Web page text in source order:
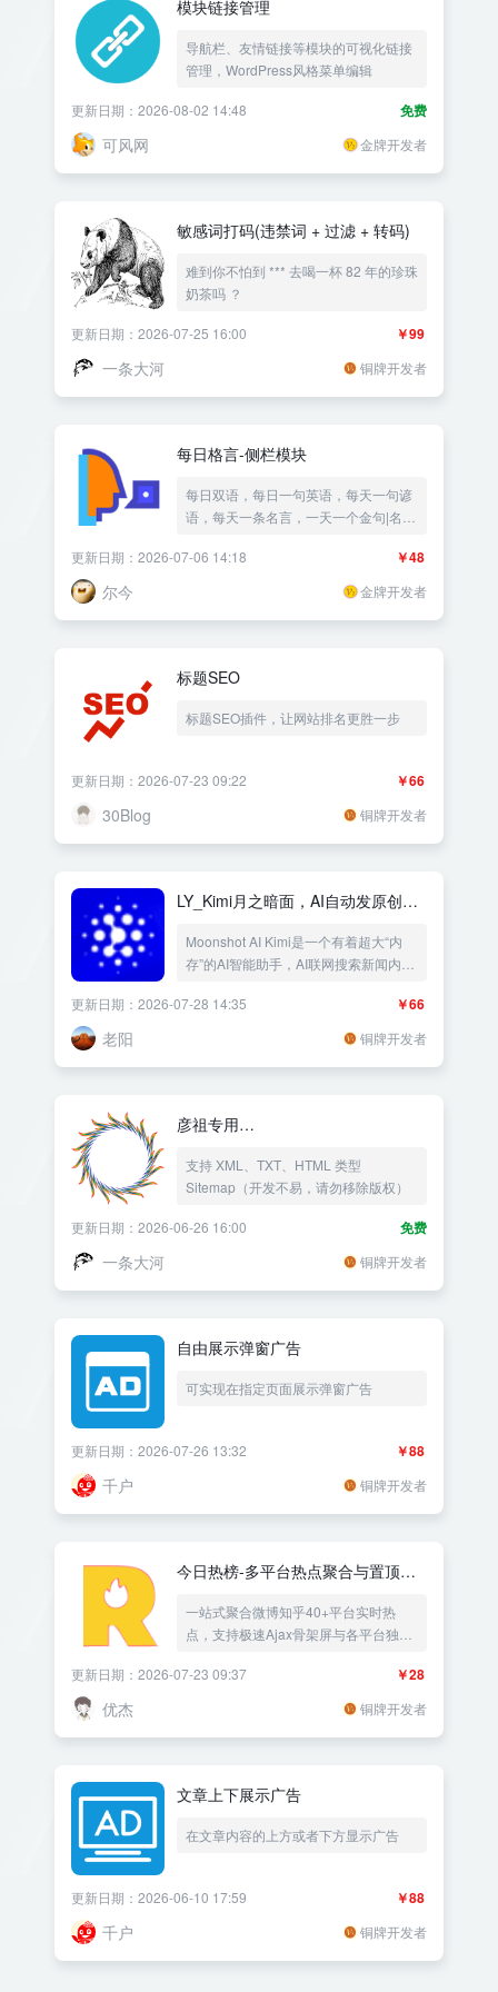
模块链接管理
导航栏、友情链接等模块的可视化链接
管理，WordPress风格菜单编辑
免费
更新日期：2026-08-02 14:48
可风网 金牌开发者
敏感词打码(违禁词 + 过滤 + 转码)
难到你不怕到 *** 去喝一杯 82 年的珍珠
奶茶吗 ？
￥99
更新日期：2026-07-25 16:00
一条大河 铜牌开发者
每日格言-侧栏模块
每日双语，每日一句英语，每天一句谚
语，每天一条名言，一天一个金句|名人
《益吾库》尔今作品
￥48
更新日期：2026-07-06 14:18
尔今 金牌开发者
标题SEO
标题SEO插件，让网站排名更胜一步
￥66
更新日期：2026-07-23 09:22
30Blog 铜牌开发者
LY_Kimi月之暗面，AI自动发原创文
Moonshot AI Kimi是一个有着超大“内
存”的AI智能助手，AI联网搜索新闻内容
型,自然语言处理,人工智能大模型，新
一代知识增强大语言模型国内版的
“ChatGPT”，自动文本生成的神器，原
顺序调用，当一个KEY用完额度就删除
改写双标题生成标签生成摘要。
￥66
更新日期：2026-07-28 14:35
老阳 铜牌开发者
彦祖专用
支持 XML、TXT、HTML 类型
Sitemap（开发不易，请勿移除版权）
免费
更新日期：2026-06-26 16:00
一条大河 铜牌开发者
自由展示弹窗广告
可实现在指定页面展示弹窗广告
￥88
更新日期：2026-07-26 13:32
千户 铜牌开发者
今日热榜-多平台热点聚合与置顶广
一站式聚合微博知乎40+平台实时热
点，支持极速Ajax骨架屏与各平台独立
￥28
更新日期：2026-07-23 09:37
优杰 铜牌开发者
文章上下展示广告
在文章内容的上方或者下方显示广告
￥88
更新日期：2026-06-10 17:59
千户 铜牌开发者